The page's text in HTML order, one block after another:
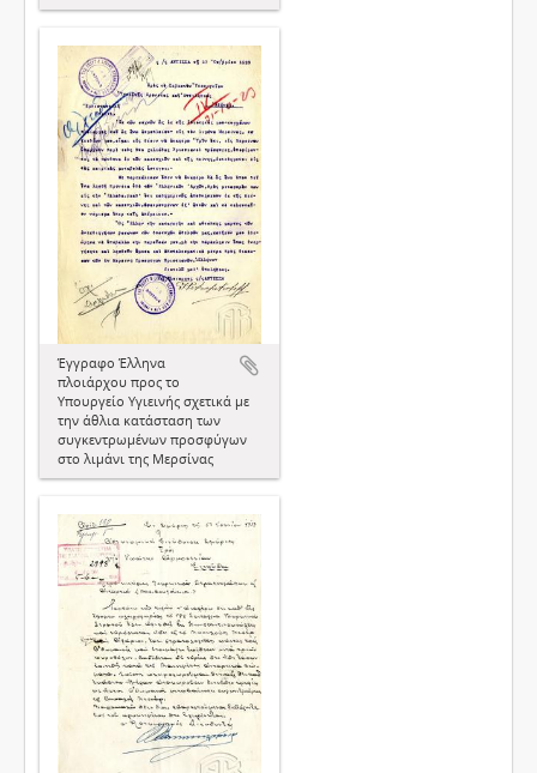
Έγγραφο Έλληνα
πλοιάρχου προς το
Υπουργείο Υγιεινής σχετικά με
την άθλια κατάσταση των
συγκεντρωμένων προσφύγων
στο λιμάνι της Μερσίνας